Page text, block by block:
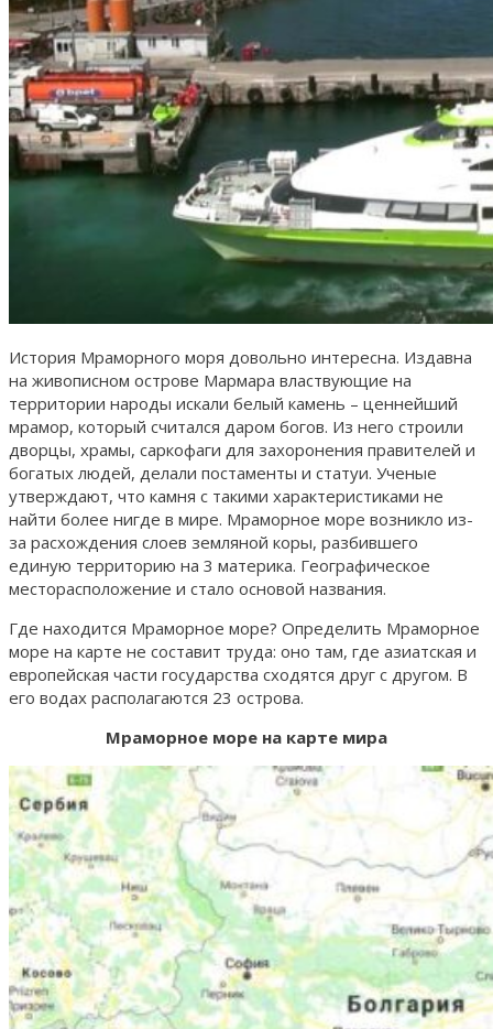
История Мраморного моря довольно интересна. Издавна
на живописном острове Мармара властвующие на
территории народы искали белый камень – ценнейший
мрамор, который считался даром богов. Из него строили
дворцы, храмы, саркофаги для захоронения правителей и
богатых людей, делали постаменты и статуи. Ученые
утверждают, что камня с такими характеристиками не
найти более нигде в мире. Мраморное море возникло из-
за расхождения слоев земляной коры, разбившего
единую территорию на 3 материка. Географическое
месторасположение и стало основой названия.
Где находится Мраморное море? Определить Мраморное
море на карте не составит труда: оно там, где азиатская и
европейская части государства сходятся друг с другом. В
его водах располагаются 23 острова.
Мраморное море на карте мира